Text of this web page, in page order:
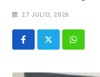
27 JULIO, 2026